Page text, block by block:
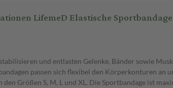
LifemeD Elastische Sportbandage
und entlasten Gelenke, Bänder sowie
passen sich flexibel den Körperkonturen an
Größen S, M, L und XL. Die Sportbandage ist